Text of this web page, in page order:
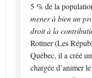
5 % de la
mener à bien un
droit à la
Rottner (Les
Québec, il a créé
chargée d’animer